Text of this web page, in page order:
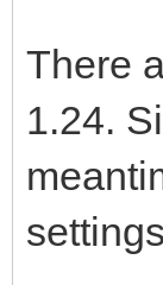
There
1.24.